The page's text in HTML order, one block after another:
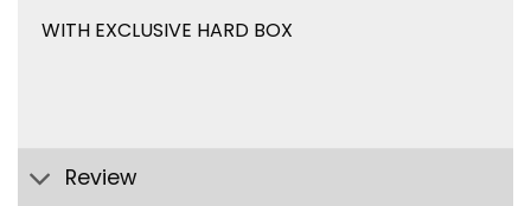
WITH EXCLUSIVE HARD BOX
Review